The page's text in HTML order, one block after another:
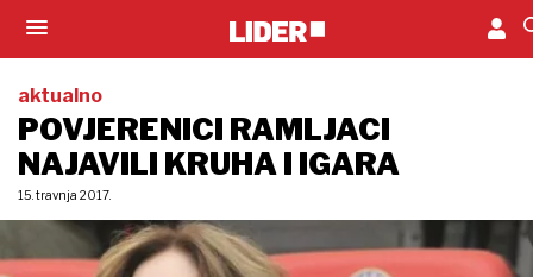
aktualno
POVJERENICI RAMLJACI
NAJAVILI KRUHA I IGARA
15. travnja 2017.